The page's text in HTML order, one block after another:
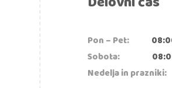
Pon – Pet:
Sobota:
Nedelja in prazniki: